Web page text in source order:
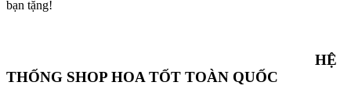
bạn tặng!
HỆ
THỐNG SHOP HOA TỐT TOÀN QUỐC